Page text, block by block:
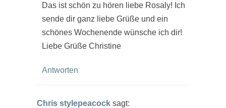
Das ist schön zu hören liebe Rosaly! Ich
sende dir ganz liebe Grüße und ein
schönes Wochenende wünsche ich dir!
Liebe Grüße Christine
Antworten
Chris stylepeacock sagt: